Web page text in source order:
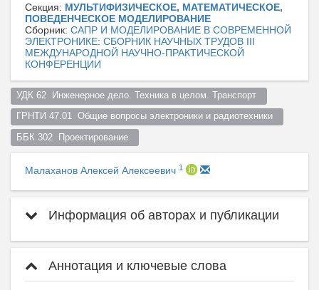
Секция: МУЛЬТИФИЗИЧЕСКОЕ, МАТЕМАТИЧЕСКОЕ,
ПОВЕДЕНЧЕСКОЕ МОДЕЛИРОВАНИЕ
Сборник: САПР И МОДЕЛИРОВАНИЕ В СОВРЕМЕННОЙ
ЭЛЕКТРОНИКЕ: СБОРНИК НАУЧНЫХ ТРУДОВ III
МЕЖДУНАРОДНОЙ НАУЧНО-ПРАКТИЧЕСКОЙ
КОНФЕРЕНЦИИ
УДК 62  Инженерное дело. Техника в целом. Транспорт
ГРНТИ 47.01  Общие вопросы электроники и радиотехники
ББК 302  Проектирование
Малаханов Алексей Алексеевич 1
Информация об авторах и публикации
Аннотация и ключевые слова